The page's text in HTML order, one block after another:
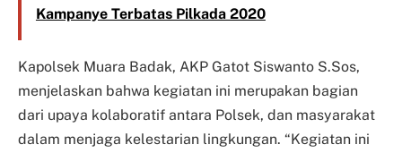
Kampanye Terbatas Pilkada 2020
Kapolsek Muara Badak, AKP Gatot Siswanto S.Sos,
menjelaskan bahwa kegiatan ini merupakan bagian
dari upaya kolaboratif antara Polsek, dan masyarakat
dalam menjaga kelestarian lingkungan. “Kegiatan ini